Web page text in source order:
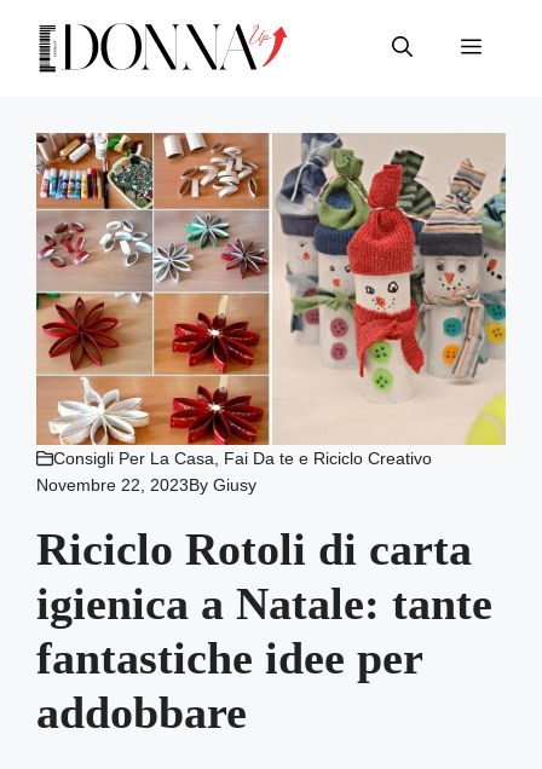
contenuto
Menu
Consigli Per La Casa, Fai Da te e Riciclo Creativo
Novembre 22, 2023ByGiusy
Riciclo Rotoli di carta
igienica a Natale: tante
fantastiche idee per
addobbare